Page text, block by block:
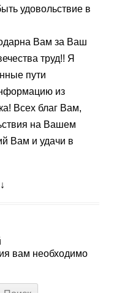
удовольствие в
Вам за Ваш
труд!! Я
пути
из
Всех благ Вам,
на Вашем
Вам и удачи в
↓
вам необходимо